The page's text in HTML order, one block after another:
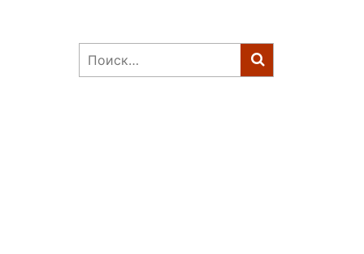
Найти: